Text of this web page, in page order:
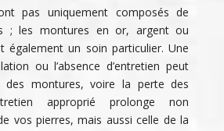
pas uniquement composés de
; les montures en or, argent ou
également un soin particulier. Une
ou l’absence d’entretien peut
des montures, voire la perte des
approprié prolonge non
vos pierres, mais aussi celle de la